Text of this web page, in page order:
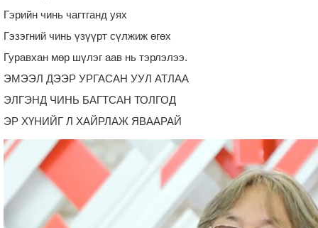
Гэрийн чинь чагтганд уях
Гэзэгний чинь үзүүрт сүлжиж өгөх
Гуравхан мөр шүлэг аав нь тэрлэлээ.
ЭМЭЭЛ ДЭЭР УРГАСАН УУЛ АТЛАА
ЭЛГЭНД ЧИНЬ БАГТСАН ТОЛГОД
ЭР ХҮНИЙГ Л ХАЙРЛАЖ ЯВААРАЙ